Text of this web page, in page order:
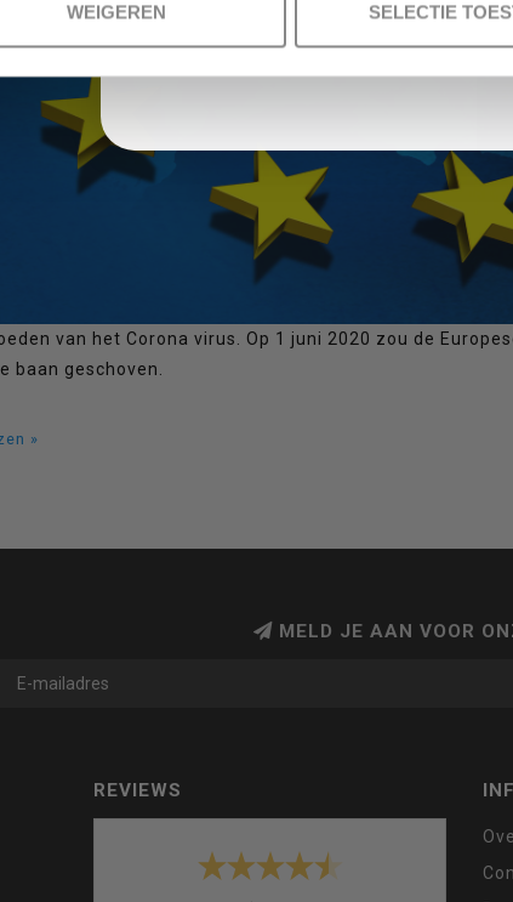
WEIGEREN SELECTIE
van het Corona virus. Op 1 juni 2020 zou de
baan geschoven.
»
MELD JE AAN VOOR
REVIEWS